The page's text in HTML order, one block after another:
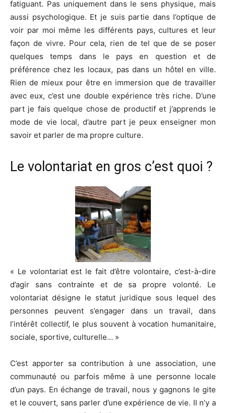
fatiguant. Pas uniquement dans le sens physique, mais
aussi psychologique. Et je suis partie dans l’optique de
voir par moi même les différents pays, cultures et leur
façon de vivre. Pour cela, rien de tel que de se poser
quelques temps dans le pays en question et de
préférence chez les locaux, pas dans un hôtel en ville.
Rien de mieux pour être en immersion que de travailler
avec eux, c’est une double expérience très riche. D’une
part je fais quelque chose de productif et j’apprends le
mode de vie local, d’autre part je peux enseigner mon
savoir et parler de ma propre culture.
Le volontariat en gros c’est quoi ?
« Le volontariat est le fait d’être volontaire, c’est-à-dire
d’agir sans contrainte et de sa propre volonté. Le
volontariat désigne le statut juridique sous lequel des
personnes peuvent s’engager dans un travail, dans
l’intérêt collectif, le plus souvent à vocation humanitaire,
sociale, sportive, culturelle… »
C’est apporter sa contribution à une association, une
communauté ou parfois même à une personne locale
d’un pays. En échange de travail, nous y gagnons le gite
et le couvert, sans parler d’une expérience de vie. Il n’y a